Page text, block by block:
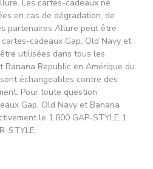
Les cartes-cadeaux ne
en cas de dégradation, de
partenaires Allure peut être
cadeaux Gap, Old Navy et
utilisées dans tous les
Banana Republic en Amérique du
échangeables contre des
Pour toute question
Gap, Old Navy et Banana
le 1 800 GAP-STYLE, 1
STYLE.